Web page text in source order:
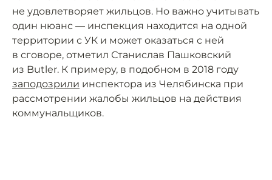
не удовлетворяет жильцов. Но важно учитывать
один нюанс — инспекция находится на одной
территории с УК и может оказаться с ней
в сговоре, отметил Станислав Пашковский
из Butler. К примеру, в подобном в 2018 году
заподозрили инспектора из Челябинска при
рассмотрении жалобы жильцов на действия
коммунальщиков.